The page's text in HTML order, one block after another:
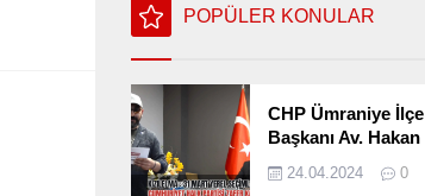
POPÜLER KONULAR
CHP Ümraniye İlçe
Başkanı Av. Hakan
Seçimlerini
24.04.2024 0